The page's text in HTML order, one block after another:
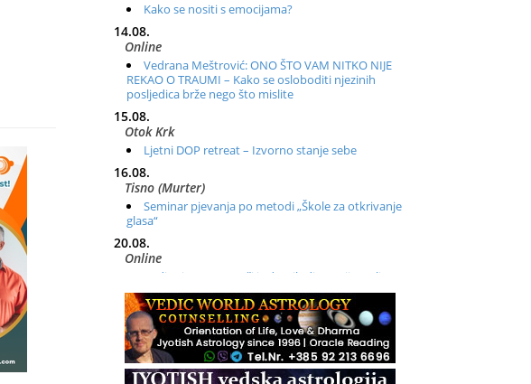
Kako se nositi s emocijama?
14.08.
Online
Vedrana Meštrović: ONO ŠTO VAM NITKO NIJE
REKAO O TRAUMI – Kako se osloboditi njezinih
posljedica brže nego što mislite
15.08.
Otok Krk
Ljetni DOP retreat – Izvorno stanje sebe
16.08.
Tisno (Murter)
Seminar pjevanja po metodi „Škole za otkrivanje
glasa“
20.08.
Online
Radionica: Pomagači iz drugih dimenzija Online –
otvoreno za sve
21.08.
Zagreb+Online
Osnovni ThetaHealing® tečaj, Zagreb i Online
22.08.